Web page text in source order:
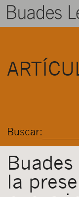
Buscar:
la